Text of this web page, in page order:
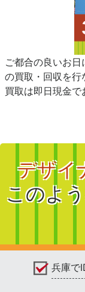
ご都合の良いお
の買取・回収を行
買取は即日現金で
デザイ
このよ
兵庫で